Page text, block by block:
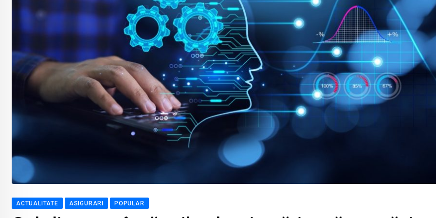
ACTUALITATE ASIGURARI POPULAR